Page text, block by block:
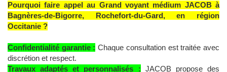
Pourquoi faire appel au Grand voyant médium JACOB à
Bagnères-de-Bigorre, Rochefort-du-Gard, en région
Occitanie ?
Confidentialité garantie : Chaque consultation est traitée avec
discrétion et respect.
Travaux adaptés et personnalisés : JACOB propose des